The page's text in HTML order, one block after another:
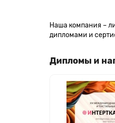
Наша компания –
дипломами и
Дипломы и